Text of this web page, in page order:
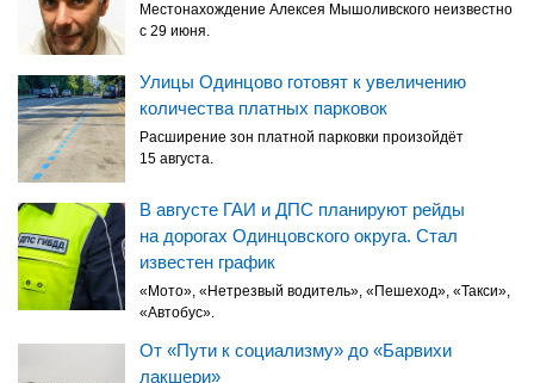
Местонахождение Алексея Мышоливского неизвестно
с 29 июня.
Улицы Одинцово готовят к увеличению
количества платных парковок
Расширение зон платной парковки произойдёт
15 августа.
В августе ГАИ и ДПС планируют рейды
на дорогах Одинцовского округа. Стал
известен график
«Мото», «Нетрезвый водитель», «Пешеход», «Такси»,
«Автобус».
От «Пути к социализму» до «Барвихи
лакшери»